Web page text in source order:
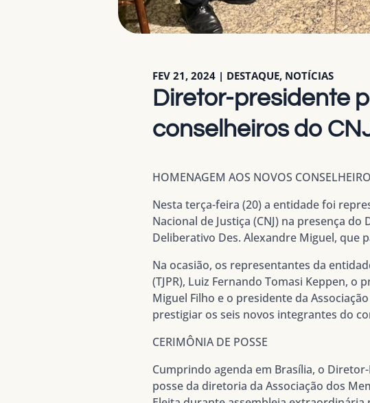
Diretor-presidente
conselheiros do
FEV 21, 2024 | DESTAQUE, NOTÍCIAS
HOMENAGEM AOS NOVOS
Nesta terça-feira (20) a entidade foi
Nacional de Justiça (CNJ) na presença
Deliberativo Des. Alexandre Miguel, que
Na ocasião, os representantes da
(TJPR), Luiz Fernando Tomasi Keppen, o
Miguel Filho e o presidente da
prestigiar os seis novos integrantes do
CERIMÔNIA DE POSSE
Cumprindo agenda em Brasília, o
posse da diretoria da Associação dos